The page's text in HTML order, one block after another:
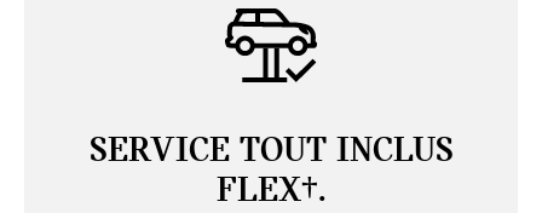
SERVICE TOUT INCLUS
FLEX†.